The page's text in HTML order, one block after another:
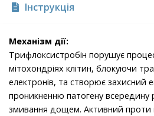
Інструкція
Механізм дії:
Трифлоксистробін порушує
мітохондріях клітин, блокуючи
електронів, та створює захисний
проникненню патогену всередину
змивання дощем. Активний проти